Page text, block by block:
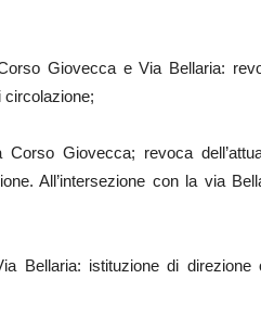
Giovecca e Via Bellaria:
circolazione;
Giovecca; revoca
All’intersezione con la via
Bellaria: istituzione di